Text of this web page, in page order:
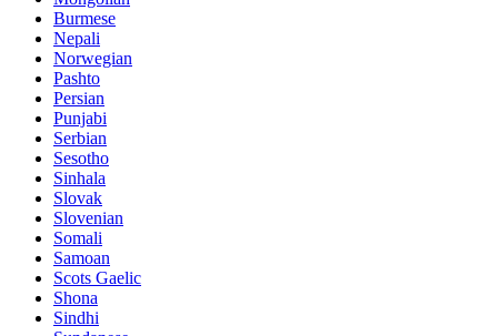
Burmese
Nepali
Norwegian
Pashto
Persian
Punjabi
Serbian
Sesotho
Sinhala
Slovak
Slovenian
Somali
Samoan
Scots Gaelic
Shona
Sindhi